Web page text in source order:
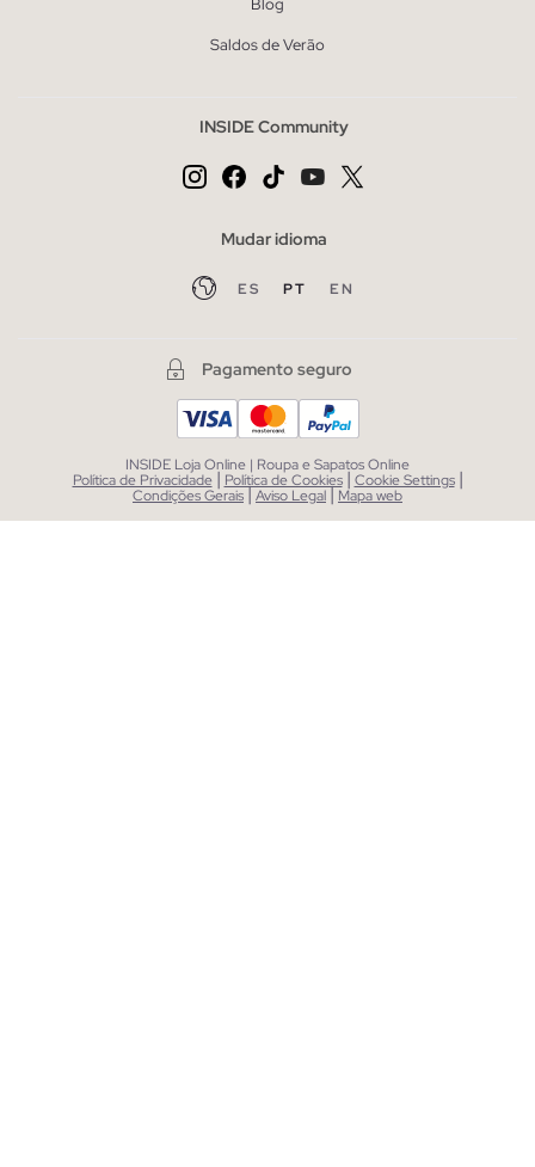
Blog
Saldos de Verão
INSIDE Community
Mudar idioma
ES PT EN
Pagamento seguro
INSIDE Loja Online | Roupa e Sapatos Online
Política de Privacidade | Política de Cookies | Cookie Settings |
Condições Gerais|Aviso Legal| Mapa web